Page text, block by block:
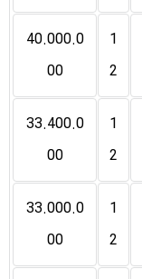
1
2
40.000.0
00
1
2
33.400.0
00
1
2
33.000.0
00